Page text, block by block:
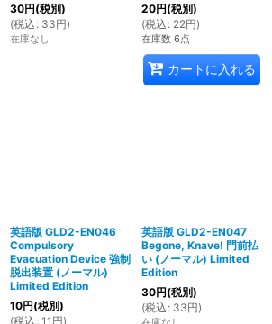
30円(税別)
(税込 : 33円)
在庫なし
20円(税別)
(税込 : 22円)
在庫数 6点
カートに入れる
英語版 GLD2-EN046
Compulsory
Evacuation Device 強制
脱出装置 (ノーマル)
Limited Edition
10円(税別)
(税込 : 11 円)
英語版 GLD2-EN047
Begone, Knave! 門前払
い (ノーマル) Limited
Edition
30円(税別)
(税込 : 33円)